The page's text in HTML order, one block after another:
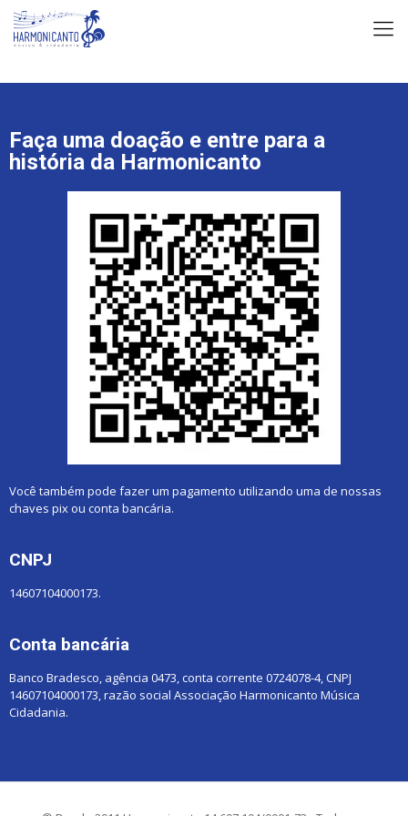
Faça uma doação e entre para a
história da Harmonicanto
Você também pode fazer um pagamento utilizando uma de nossas
chaves pix ou conta bancária.
CNPJ
14607104000173.
Conta bancária
Banco Bradesco, agência 0473, conta corrente 0724078-4, CNPJ
14607104000173, razão social Associação Harmonicanto Música
Cidadania.